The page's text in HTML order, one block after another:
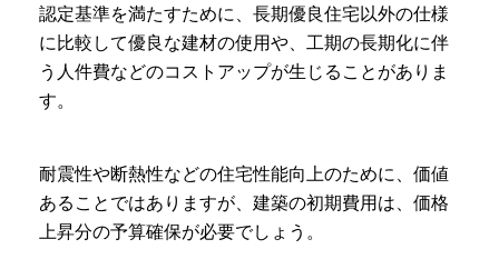
認定基準を満たすために、長期優良住宅以外の仕様
に比較して優良な建材の使用や、工期の長期化に伴
う人件費などのコストアップが生じることがありま
す。
耐震性や断熱性などの住宅性能向上のために、価値
あることではありますが、建築の初期費用は、価格
上昇分の予算確保が必要でしょう。